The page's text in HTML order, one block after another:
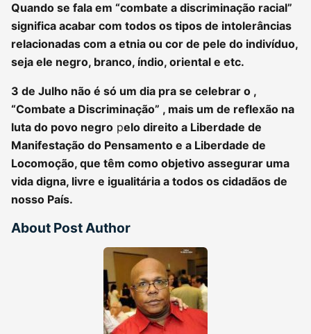
Quando se fala em “combate a discriminação racial”
significa acabar com todos os tipos de intolerâncias
relacionadas com a etnia ou cor de pele do indivíduo,
seja ele negro, branco, índio, oriental e etc.
3 de Julho não é só um dia pra se celebrar o ,
“Combate a Discriminação” , mais um de reflexão na
luta do povo negro pelo direito a Liberdade de
Manifestação do Pensamento e a Liberdade de
Locomoção, que têm como objetivo assegurar uma
vida digna, livre e igualitária a todos os cidadãos de
nosso País.
About Post Author